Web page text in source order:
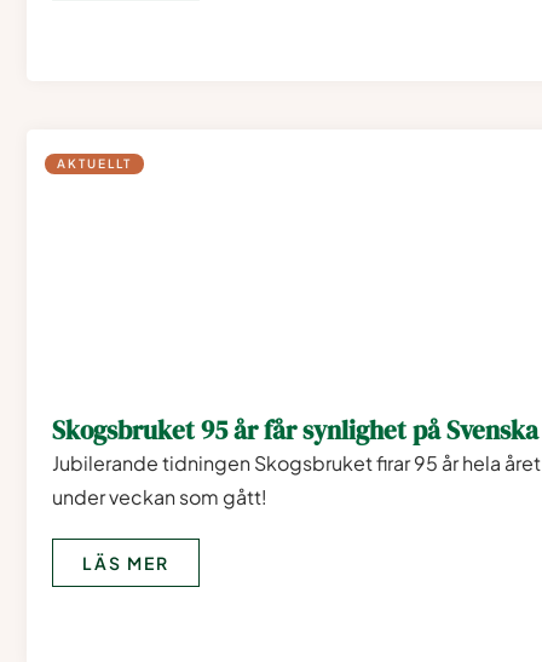
AKTUELLT
Skogsbruket 95 år får synlighet på Svenska
Jubilerande tidningen Skogsbruket firar 95 år hela
under veckan som gått!
LÄS MER